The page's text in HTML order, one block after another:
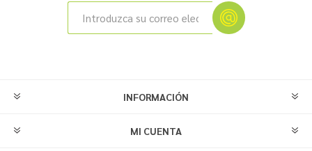
INFORMACIÓN
MI CUENTA